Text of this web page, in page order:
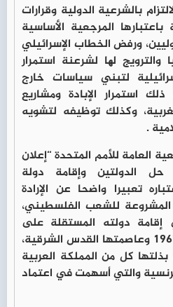
بالشرعية الدولية وقرارات
المرجعية الأساسية
ورفض الخطاب الإسرائيلي
والترويج لھا لشرعنة استمرار
لتبني سياسات خارج
استمرار الإبادة ومشاريع
وكذلك توظيفه لتشويه
.
العامة للأمم المتحدة “إعلان
الدولتين وإقامة دولة
تعبيرا واضحا عن الإرادة
المشروعة للشعب الفلسطيني،
دولته المستقلة على
خطوط الرابع من حزيران 1967 وعاصمتها القدس الشرقية،
كل من المملكة العربية
والتي أسهمت في اعتماد